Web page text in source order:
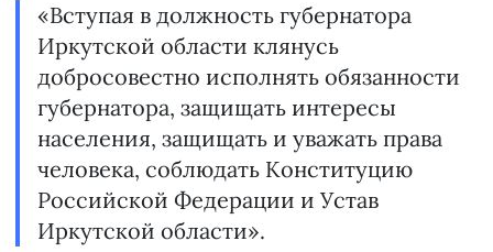
«Вступая в должность губернатора
Иркутской области клянусь
добросовестно исполнять обязанности
губернатора, защищать интересы
населения, защищать и уважать права
человека, соблюдать Конституцию
Российской Федерации и Устав
Иркутской области».